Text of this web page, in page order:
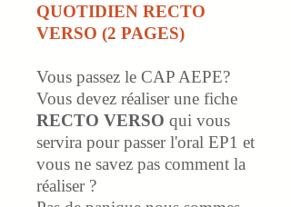
QUOTIDIEN RECTO
VERSO (2 PAGES)
Vous passez le CAP AEPE?
Vous devez réaliser une fiche
RECTO VERSO qui vous
servira pour passer l'oral EP1 et
vous ne savez pas comment la
réaliser ?